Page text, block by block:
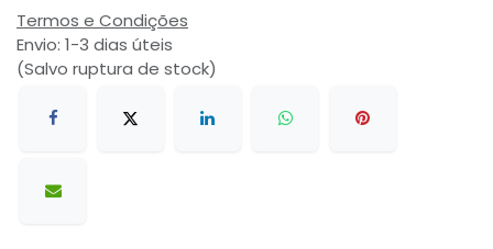
Termos e Condições
Envio: 1-3 dias úteis
(Salvo ruptura de stock)